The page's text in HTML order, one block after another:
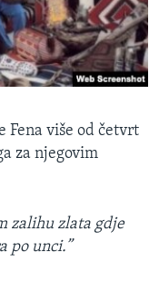
Fena više od četvrt
za njegovim
zalihu zlata gdje
po unci.”